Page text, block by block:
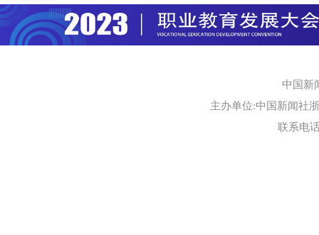
中国新
主办单位:中国新闻社
联系电